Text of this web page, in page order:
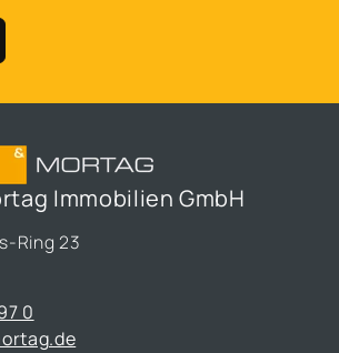
Immobilien GmbH
Ring 23
0